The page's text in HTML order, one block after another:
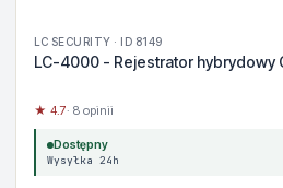
LC SECURITY · ID 8149
LC-4000 - Rejestrator hybrydowy
★ 4.7· 8 opinii
Dostępny
Wysyłka 24h